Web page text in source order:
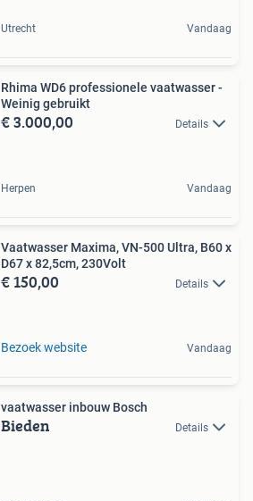
Utrecht Vandaag
Rhima WD6 professionele vaatwasser -
Weinig gebruikt
€ 3.000,00 Details
Herpen Vandaag
Vaatwasser Maxima, VN-500 Ultra, B60 x
D67 x 82,5cm, 230Volt
€ 150,00 Details
Bezoek website Vandaag
vaatwasser inbouw Bosch
Bieden Details